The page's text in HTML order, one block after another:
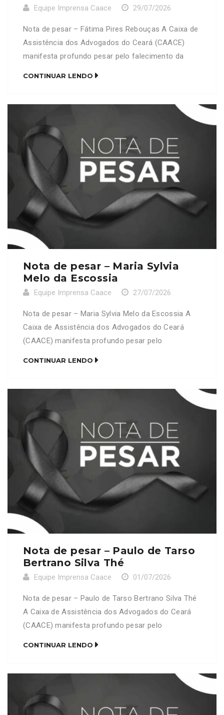
Equipe Imprensa Caace 29/07/2026
Nota de pesar – Fátima Pires Rebouças A Caixa de
Assistência dos Advogados do Ceará (CAACE)
manifesta profundo pesar pelo falecimento da
solidariza com familiares, amigos e colegas de
profissão, expressando seus mais sinceros […]
CONTINUAR LENDO
Nota de pesar – Maria Sylvia
Melo da Escossia
Equipe Imprensa Caace 27/07/2026
Nota de pesar – Maria Sylvia Melo da Escossia A
Caixa de Assistência dos Advogados do Ceará
(CAACE) manifesta profundo pesar pelo
imensa dor, a CAACE se solidariza com familiares,
amigos e colegas de profissão, […]
CONTINUAR LENDO
Nota de pesar – Paulo de Tarso
Bertrano Silva Thé
Equipe Imprensa Caace 01/07/2026
Nota de pesar – Paulo de Tarso Bertrano Silva Thé
A Caixa de Assistência dos Advogados do Ceará
(CAACE) manifesta profundo pesar pelo
amigos e colegas de profissão, expressando seus
mais sinceros sentimentos e […]
CONTINUAR LENDO